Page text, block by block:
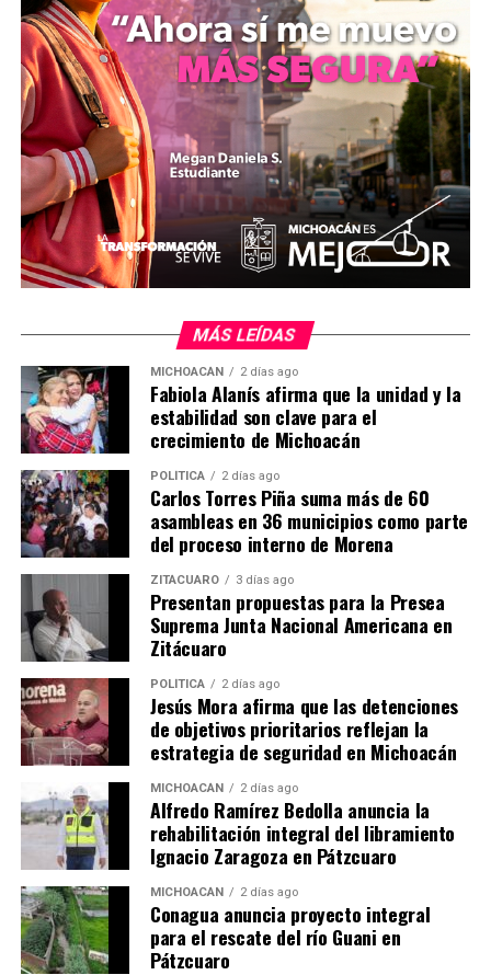
compromiso de estructurar políticas públicas
legislativas que aseguren la igualdad de oportunidades y
el desarrollo en la vida pública de las ciudadanas,
reconociendo además la labor histórica de las
organizaciones de mujeres que modificaron el sistema
democrático nacional.
MiZitácuaro.
Comparte con:
Me gusta esto:
Relacionado
Nalleli Pedraza: Reforma
Constitucional Impulsa la
Educación en Michoacán
8 enero, 2025
En "Congreso"
Nalleli Pedraza Huerta
Propone Facultar a Notarios
para Oficializar Matrimonios
en Michoacán
28 noviembre, 2024
En "Congreso"
MÁS LEÍDAS
MICHOACÁN 2 días ago
Fabiola Alanís afirma que la unidad y la
estabilidad son clave para el
crecimiento de Michoacán
POLÍTICA 2 días ago
Carlos Torres Piña suma más de 60
asambleas en 36 municipios como parte
del proceso interno de Morena
ZITÁCUARO 3 días ago
Presentan propuestas para la Presea
Suprema Junta Nacional Americana en
Zitácuaro
POLÍTICA 2 días ago
Jesús Mora afirma que las detenciones
de objetivos prioritarios reflejan la
estrategia de seguridad en Michoacán
MICHOACÁN 2 días ago
Alfredo Ramírez Bedolla anuncia la
rehabilitación integral del libramiento
Ignacio Zaragoza en Pátzcuaro
MICHOACÁN 2 días ago
Conagua anuncia proyecto integral
para el rescate del río Guani en
Pátzcuaro